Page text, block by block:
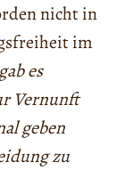
nicht in
im
es
Vernunft
geben
zu